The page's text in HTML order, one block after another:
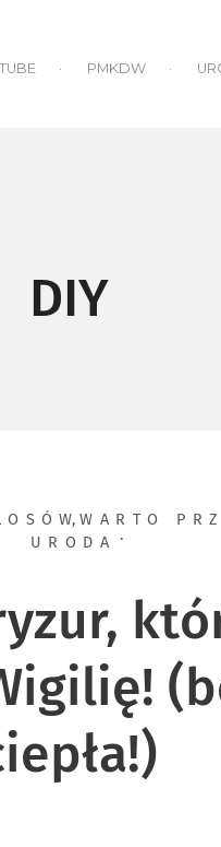
PMKDW
DIY
,WARTO
URODA